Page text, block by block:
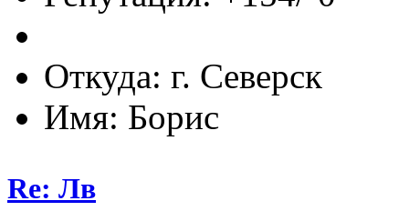
Откуда: г. Северск
Имя: Борис
Re: Лв